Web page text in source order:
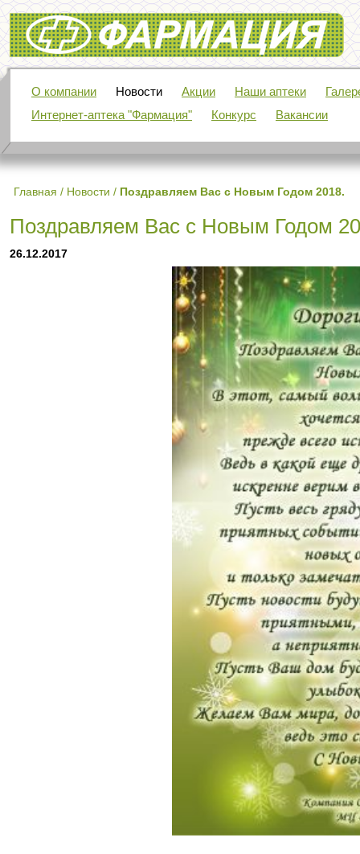
Фармация
О компании Новости Акции Наши аптеки
Интернет-аптека "Фармация"
Конкурс Вакансии
Главная / Новости / Поздравляем Вас с Новым Годом 2018.
Поздравляем Вас с Новым Годом
26.12.2017